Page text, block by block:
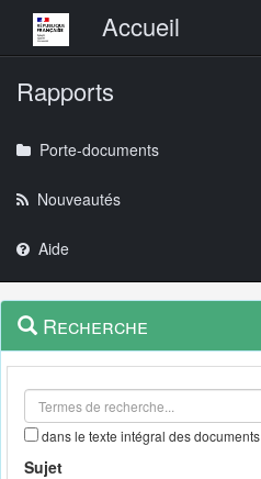
Menu principalAccueil
Rapports
Porte-documents
Nouveautés
Aide
Navigation
outils
Menu
contextuel
Recherche
dans le texte intégral des documents
Sujet